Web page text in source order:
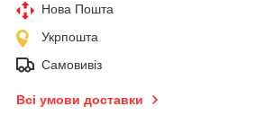
Нова Пошта
Укрпошта
Самовивіз
Всі умови доставки